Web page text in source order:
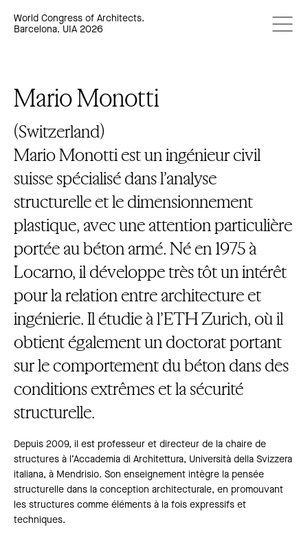
World Congress of Architects.
Barcelona. UIA 2026
Mario Monotti
(Switzerland)
Mario Monotti est un ingénieur civil
suisse spécialisé dans l’analyse
structurelle et le dimensionnement
plastique, avec une attention particulière
portée au béton armé. Né en 1975 à
Locarno, il développe très tôt un intérêt
pour la relation entre architecture et
ingénierie. Il étudie à l’ETH Zurich, où il
obtient également un doctorat portant
sur le comportement du béton dans des
conditions extrêmes et la sécurité
structurelle.
Depuis 2009, il est professeur et directeur de la chaire de
structures à l’Accademia di Architettura, Università della Svizzera
italiana, à Mendrisio. Son enseignement intègre la pensée
structurelle dans la conception architecturale, en promouvant
les structures comme éléments à la fois expressifs et
techniques.